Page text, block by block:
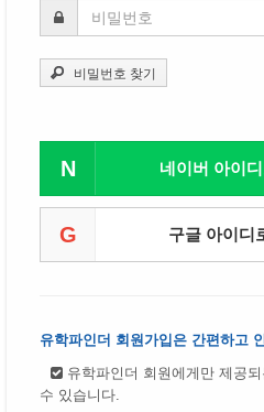
비밀번호 찾기
N 네이버 아이
G 구글 아이디
유학파인더 회원가입은 간편하고
유학파인더 회원에게만 제공되
수 있습니다.